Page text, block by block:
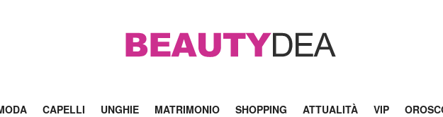
CAPELLI UNGHIE MATRIMONIO SHOPPING ATTUALITÀ VIP